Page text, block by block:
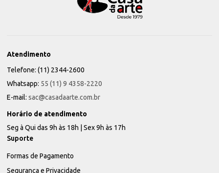
Atendimento
Telefone: (11) 2344-2600
Whatsapp: 55 (11) 9 4358-2220
E-mail: sac@casadaarte.com.br
Horário de atendimento
Seg à Qui das 9h às 18h | Sex 9h às 17h
Suporte
Formas de Pagamento
Segurança e Privacidade